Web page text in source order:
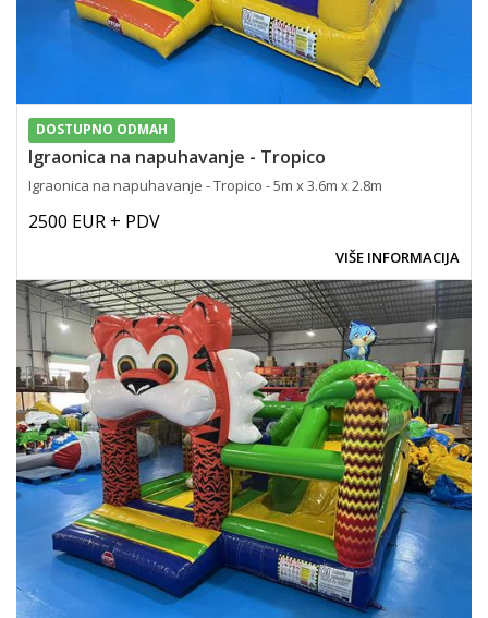
DOSTUPNO ODMAH
Igraonica na napuhavanje - Tropico
Igraonica na napuhavanje - Tropico - 5m x 3.6m x 2.8m
2500 EUR + PDV
VIŠE INFORMACIJA